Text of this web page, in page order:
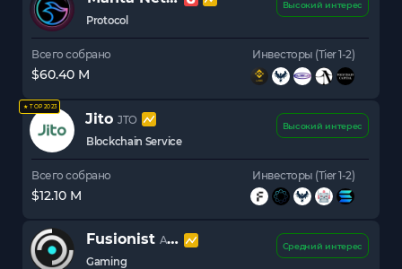
Protocol
Высокий интерес
Всего собрано
$60.40 M
Инвесторы (Tier 1-2)
★ TOP 2023
Jito JTO
Blockchain Service
Высокий интерес
Всего собрано
$12.10 M
Инвесторы (Tier 1-2)
Fusionist ACE
Gaming
Средний интерес